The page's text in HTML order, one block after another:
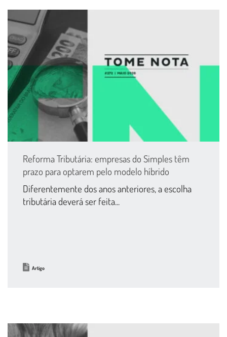
Reforma Tributária: empresas do Simples têm
prazo para optarem pelo modelo híbrido
Diferentemente dos anos anteriores, a escolha
tributária deverá ser feita...
Artigo